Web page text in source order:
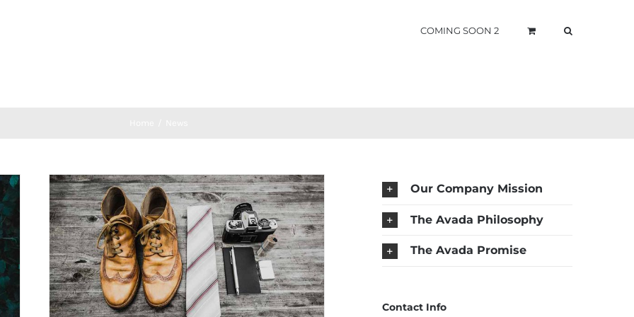
COMING SOON 2
Our Company Mission
The Avada Philosophy
The Avada Promise
Contact Info